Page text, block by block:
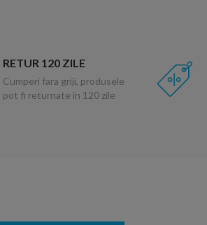
RETUR 120 ZILE
Cumperi fara griji, produsele
pot fi returnate in 120 zile